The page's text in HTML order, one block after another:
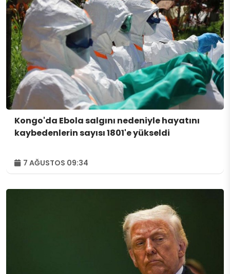
Kongo'da Ebola salgını nedeniyle hayatını
kaybedenlerin sayısı 1801'e yükseldi
7 AĞUSTOS 09:34